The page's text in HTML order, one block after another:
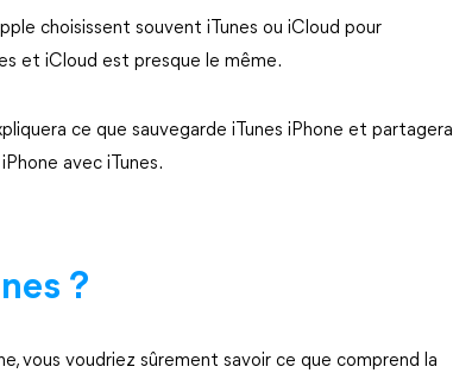
choisissent souvent iTunes ou iCloud pour
et iCloud est presque le même.
ce que sauvegarde iTunes iPhone et partagera
avec iTunes.
?
vous voudriez sûrement savoir ce que comprend la